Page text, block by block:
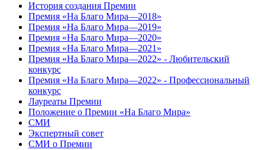
История создания Премии
Премия «На Благо Мира—2018»
Премия «На Благо Мира—2019»
Премия «На Благо Мира—2020»
Премия «На Благо Мира—2021»
Премия «На Благо Мира—2022» - Любительский
конкурс
Премия «На Благо Мира—2022» - Профессиональный
конкурс
Лауреаты Премии
Положение о Премии «На Благо Мира»
СМИ
Экспертный совет
СМИ о Премии